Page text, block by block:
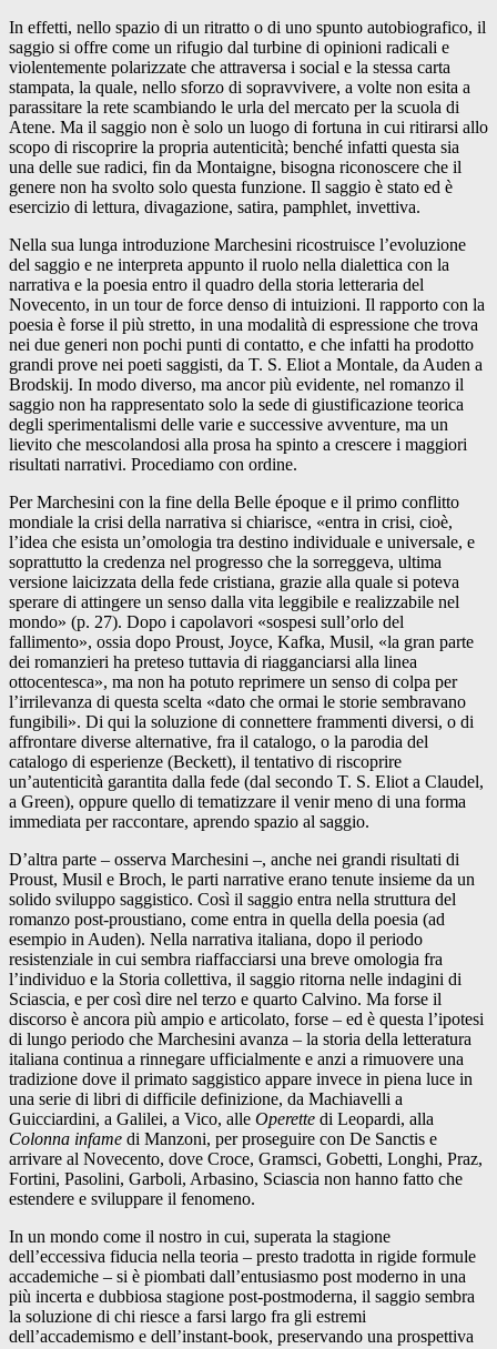
In effetti, nello spazio di un ritratto o di uno spunto autobiografico, il
saggio si offre come un rifugio dal turbine di opinioni radicali e
violentemente polarizzate che attraversa i social e la stessa carta
stampata, la quale, nello sforzo di sopravvivere, a volte non esita a
parassitare la rete scambiando le urla del mercato per la scuola di
Atene. Ma il saggio non è solo un luogo di fortuna in cui ritirarsi allo
scopo di riscoprire la propria autenticità; benché infatti questa sia
una delle sue radici, fin da Montaigne, bisogna riconoscere che il
genere non ha svolto solo questa funzione. Il saggio è stato ed è
esercizio di lettura, divagazione, satira, pamphlet, invettiva.
Nella sua lunga introduzione Marchesini ricostruisce l’evoluzione
del saggio e ne interpreta appunto il ruolo nella dialettica con la
narrativa e la poesia entro il quadro della storia letteraria del
Novecento, in un tour de force denso di intuizioni. Il rapporto con la
poesia è forse il più stretto, in una modalità di espressione che trova
nei due generi non pochi punti di contatto, e che infatti ha prodotto
grandi prove nei poeti saggisti, da T. S. Eliot a Montale, da Auden a
Brodskij. In modo diverso, ma ancor più evidente, nel romanzo il
saggio non ha rappresentato solo la sede di giustificazione teorica
degli sperimentalismi delle varie e successive avventure, ma un
lievito che mescolandosi alla prosa ha spinto a crescere i maggiori
risultati narrativi. Procediamo con ordine.
Per Marchesini con la fine della Belle époque e il primo conflitto
mondiale la crisi della narrativa si chiarisce, «entra in crisi, cioè,
l’idea che esista un’omologia tra destino individuale e universale, e
soprattutto la credenza nel progresso che la sorreggeva, ultima
versione laicizzata della fede cristiana, grazie alla quale si poteva
sperare di attingere un senso dalla vita leggibile e realizzabile nel
mondo» (p. 27). Dopo i capolavori «sospesi sull’orlo del
fallimento», ossia dopo Proust, Joyce, Kafka, Musil, «la gran parte
dei romanzieri ha preteso tuttavia di riagganciarsi alla linea
ottocentesca», ma non ha potuto reprimere un senso di colpa per
l’irrilevanza di questa scelta «dato che ormai le storie sembravano
fungibili». Di qui la soluzione di connettere frammenti diversi, o di
affrontare diverse alternative, fra il catalogo, o la parodia del
catalogo di esperienze (Beckett), il tentativo di riscoprire
un’autenticità garantita dalla fede (dal secondo T. S. Eliot a Claudel,
a Green), oppure quello di tematizzare il venir meno di una forma
immediata per raccontare, aprendo spazio al saggio.
D’altra parte – osserva Marchesini –, anche nei grandi risultati di
Proust, Musil e Broch, le parti narrative erano tenute insieme da un
solido sviluppo saggistico. Così il saggio entra nella struttura del
romanzo post-proustiano, come entra in quella della poesia (ad
esempio in Auden). Nella narrativa italiana, dopo il periodo
resistenziale in cui sembra riaffacciarsi una breve omologia fra
l’individuo e la Storia collettiva, il saggio ritorna nelle indagini di
Sciascia, e per così dire nel terzo e quarto Calvino. Ma forse il
discorso è ancora più ampio e articolato, forse – ed è questa l’ipotesi
di lungo periodo che Marchesini avanza – la storia della letteratura
italiana continua a rinnegare ufficialmente e anzi a rimuovere una
tradizione dove il primato saggistico appare invece in piena luce in
una serie di libri di difficile definizione, da Machiavelli a
Guicciardini, a Galilei, a Vico, alle Operette di Leopardi, alla
Colonna infame di Manzoni, per proseguire con De Sanctis e
arrivare al Novecento, dove Croce, Gramsci, Gobetti, Longhi, Praz,
Fortini, Pasolini, Garboli, Arbasino, Sciascia non hanno fatto che
estendere e sviluppare il fenomeno.
In un mondo come il nostro in cui, superata la stagione
dell’eccessiva fiducia nella teoria – presto tradotta in rigide formule
accademiche – si è piombati dall’entusiasmo post moderno in una
più incerta e dubbiosa stagione post-postmoderna, il saggio sembra
la soluzione di chi riesce a farsi largo fra gli estremi
dell’accademismo e dell’instant-book, preservando una prospettiva